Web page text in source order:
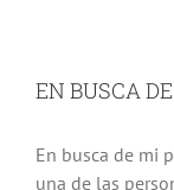
más
EN BUSCA
En busca de mi
una de las